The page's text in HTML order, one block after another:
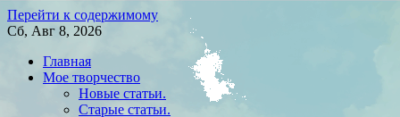
Перейти к содержимому
Сб, Авг 8, 2026
Главная
Мое творчество
Новые статьи.
Старые статьи.